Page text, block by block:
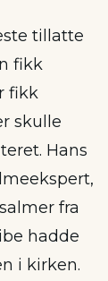
tillatte
fikk
fikk
skulle
Hans
fra
hadde
i kirken.